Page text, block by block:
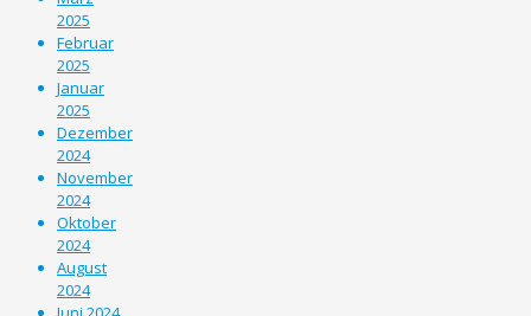
2025
Februar
2025
Januar
2025
Dezember
2024
November
2024
Oktober
2024
August
2024